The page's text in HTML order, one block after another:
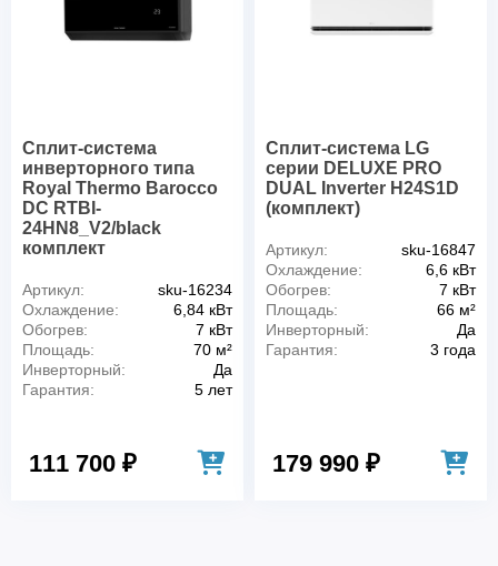
Сплит-система
инверторного типа
Royal Thermo Barocco
DC RTBI-
24HN8_V2/black
комплект
Артикул:
sku-16234
Охлаждение:
6,84 кВт
Обогрев:
7 кВт
Площадь:
70 м²
Инверторный:
Да
Гарантия:
5 лет
111 700 ₽
Сплит-система LG
серии DELUXE PRO
DUAL Inverter H24S1D
(комплект)
Артикул:
sku-16847
Охлаждение:
6,6 кВт
Обогрев:
7 кВт
Площадь:
66 м²
Инверторный:
Да
Гарантия:
3 года
179 990 ₽